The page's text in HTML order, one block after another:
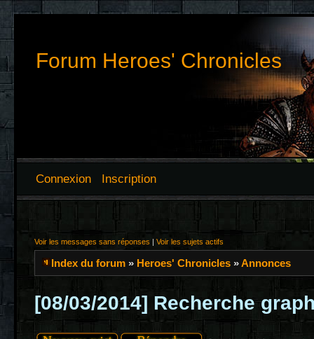
Forum Heroes' Chronicles
Connexion Inscription
Voir les messages sans réponses | Voir les sujets actifs
Index du forum » Heroes' Chronicles »Annonces
[08/03/2014] Recherche